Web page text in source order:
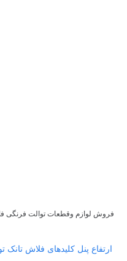
فروش لوازم وقطعات توالت فرنگی
ارتفاع پنل کلیدهای فلاش